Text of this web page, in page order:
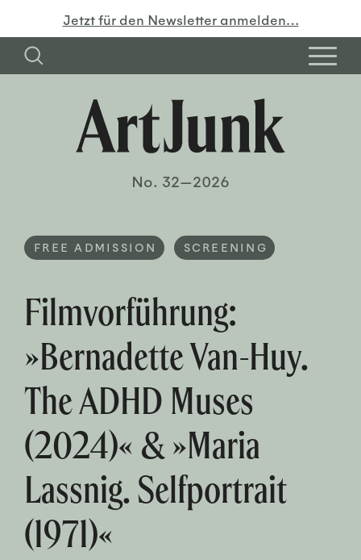
Jetzt für den Newsletter anmelden…
No. 32—2026
FREE ADMISSION SCREENING
Filmvorführung:
»Bernadette Van-Huy.
The ADHD Muses
(2024)« & »Maria
Lassnig. Selfportrait
(1971)«